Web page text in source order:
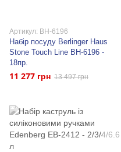
Артикул: BH-6196
Набір посуду Berlinger Haus
Stone Touch Line BH-6196 -
18пр.
11 277 грн 13 497 грн